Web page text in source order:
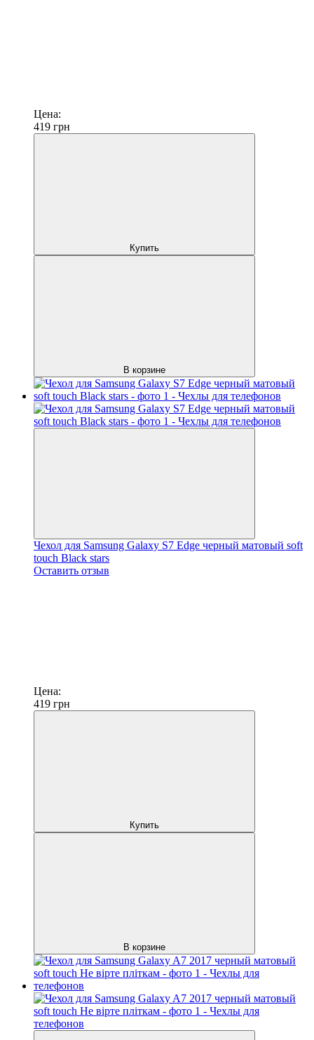
Цена:
419 грн
Купить
В корзине
Чехол для Samsung Galaxy S7 Edge черный матовый soft
touch Black stars
Оставить отзыв
Цена:
419 грн
Купить
В корзине